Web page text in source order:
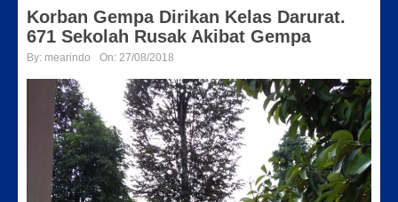
Korban Gempa Dirikan Kelas Darurat.
671 Sekolah Rusak Akibat Gempa
By: mearindo On: 27/08/2018